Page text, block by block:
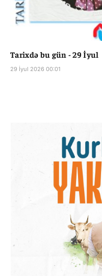
Tarixdə bu gün - 29 İyul
29 İyul 2026 00:01